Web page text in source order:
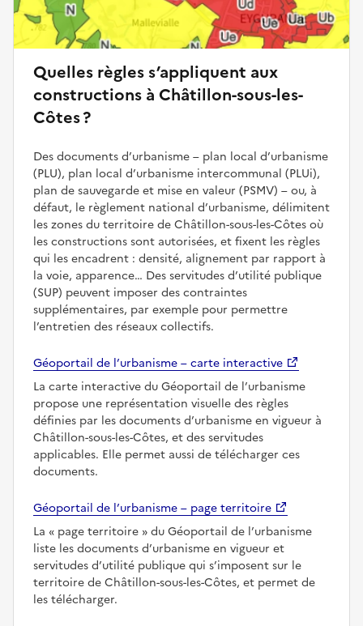
Quelles règles s’appliquent aux
constructions à Châtillon-sous-les-
Côtes ?
Des documents d’urbanisme – plan local d’urbanisme
(PLU), plan local d’urbanisme intercommunal (PLUi),
plan de sauvegarde et mise en valeur (PSMV) – ou, à
défaut, le règlement national d’urbanisme, délimitent
les zones du territoire de Châtillon-sous-les-Côtes où
les constructions sont autorisées, et fixent les règles
qui les encadrent : densité, alignement par rapport à
la voie, apparence… Des servitudes d’utilité publique
(SUP) peuvent imposer des contraintes
supplémentaires, par exemple pour permettre
l’entretien des réseaux collectifs.
Géoportail de l’urbanisme – carte interactive
La carte interactive du Géoportail de l’urbanisme
propose une représentation visuelle des règles
définies par les documents d’urbanisme en vigueur à
Châtillon-sous-les-Côtes, et des servitudes
applicables. Elle permet aussi de télécharger ces
documents.
Géoportail de l’urbanisme – page territoire
La
page territoire
du Géoportail de l’urbanisme
liste les documents d’urbanisme en vigueur et
servitudes d’utilité publique qui s’imposent sur le
territoire de Châtillon-sous-les-Côtes, et permet de
les télécharger.